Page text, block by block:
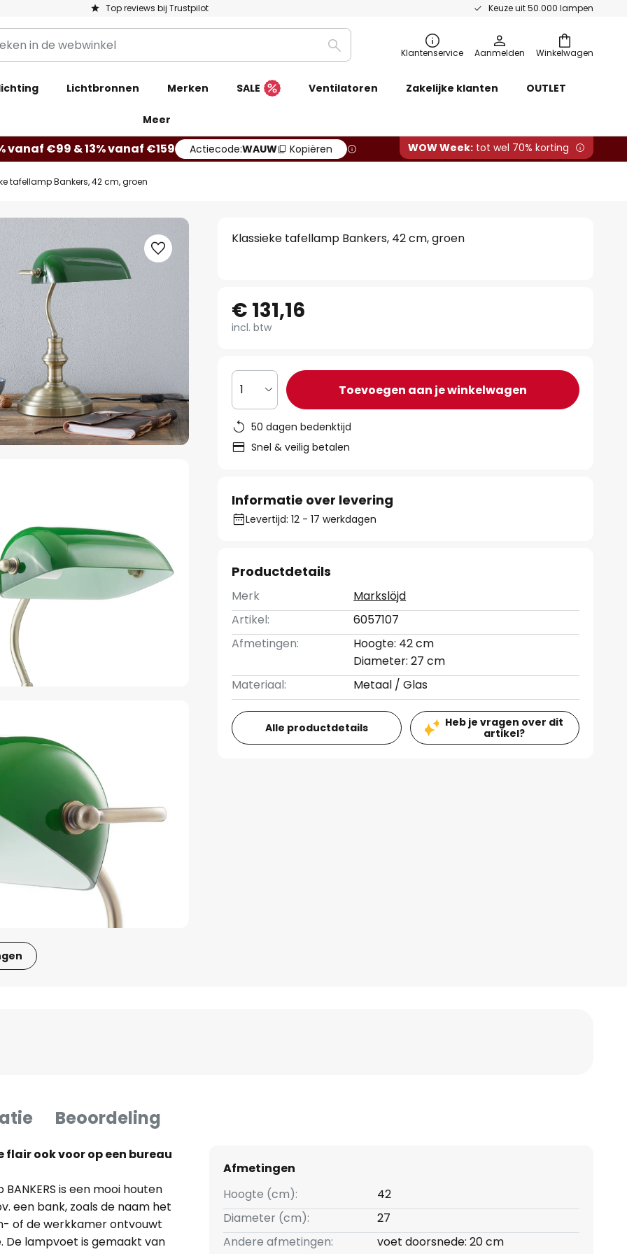
Top reviews bij Trustpilot Keuze uit 50.000 lampen
Winkelwagen
Zoeken Klantenservice Aanmelden
Lichtbronnen Merken SALE Ventilatoren Zakelijke klanten OUTLET
Meer
vanaf €99 & 13% vanaf €159 Actiecode:WAUW Kopiëren WOW Week: tot wel 70% korting
tafellamp Bankers, 42 cm, groen
Klassieke tafellamp Bankers, 42 cm, groen
€ 131,16
incl. btw
1 Toevoegen aan je winkelwagen
50 dagen bedenktijd
Snel & veilig betalen
Informatie over levering
Levertijd: 12 - 17 werkdagen
Productdetails
Merk
Markslöjd
Artikel:
6057107
Afmetingen:
Hoogte: 42 cm
Diameter: 27 cm
Materiaal:
Metaal / Glas
Alle productdetails
Heb je vragen over dit
artikel?
Beoordeling
flair ook voor op een bureau
is een mooi houten
een bank, zoals de naam het
of de werkkamer ontvouwt
De lampvoet is gemaakt van
Afmetingen
Hoogte (cm):
42
Diameter (cm):
27
Andere afmetingen:
voet doorsnede: 20 cm